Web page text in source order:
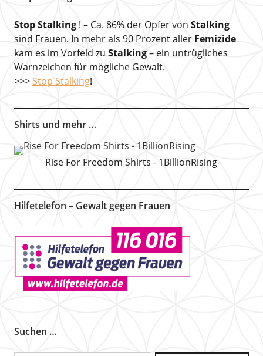
Stop Stalking! – Ca. 86% der Opfer von Stalking
sind Frauen. In mehr als 90 Prozent aller Femizide
kam es im Vorfeld zu Stalking– ein untrügliches
Warnzeichen für mögliche Gewalt.
>>> Stop Stalking!
Shirts und mehr …
Rise For Freedom Shirts - 1BillionRising
Hilfetelefon – Gewalt gegen Frauen
Suchen …